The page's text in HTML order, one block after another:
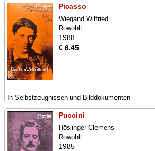
Picasso
Wiegand Wilfried
Rowohlt
1988
€ 6.45
In Selbstzeugnissen und Bilddokumenten
Puccini
Höslinger Clemens
Rowohlt
1985